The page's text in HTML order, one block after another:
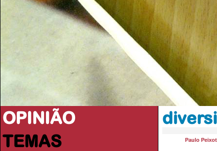
OPINIÃO
TEMAS
Paulo